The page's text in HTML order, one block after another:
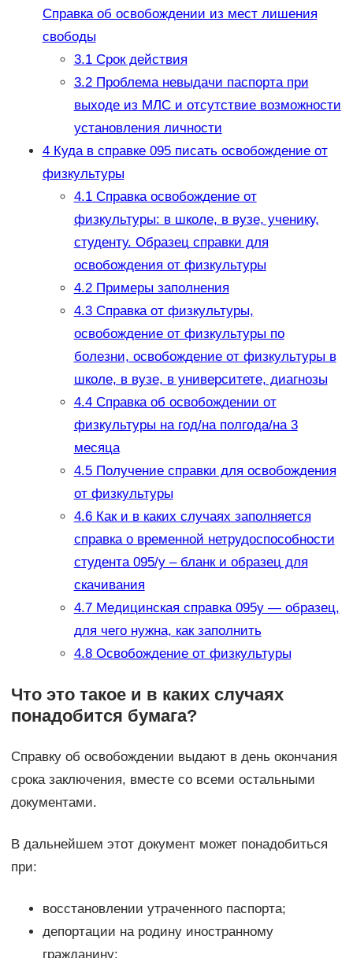
Справка об освобождении из мест лишения
свободы
3.1Срок действия
3.2Проблема невыдачи паспорта при
выходе из МЛС и отсутствие возможности
установления личности
4Куда в справке 095 писать освобождение от
физкультуры
4.1Справка освобождение от
физкультуры: в школе, в вузе, ученику,
студенту. Образец справки для
освобождения от физкультуры
4.2Примеры заполнения
4.3Справка от физкультуры,
освобождение от физкультуры по
болезни, освобождение от физкультуры в
школе, в вузе, в университете, диагнозы
4.4Справка об освобождении от
физкультуры на год/на полгода/на 3
месяца
4.5Получение справки для освобождения
от физкультуры
4.6Как и в каких случаях заполняется
справка о временной нетрудоспособности
студента 095/у – бланк и образец для
скачивания
4.7Медицинская справка 095у — образец,
для чего нужна, как заполнить
4.8Освобождение от физкультуры
Что это такое и в каких случаях
понадобится бумага?
Справку об освобождении выдают в день окончания
срока заключения, вместе со всеми остальными
документами.
В дальнейшем этот документ может понадобиться
при:
восстановлении утраченного паспорта;
депортации на родину иностранному
гражданину;